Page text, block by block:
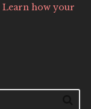
Learn how your